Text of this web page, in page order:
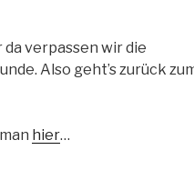
verpassen wir die
Also geht’s zurück
hier…